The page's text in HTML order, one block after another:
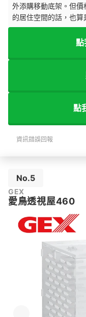
外添購移動底架。但
的居住空間的話，也算
點
資訊錯誤回報
No.5
GEX
愛鳥透視屋460